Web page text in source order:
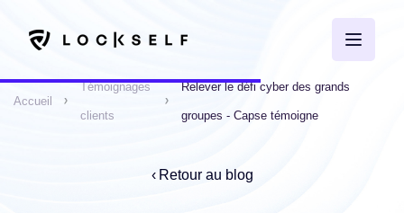
Accueil
Témoignages
clients
Relever le défi cyber des grands
groupes - Capse témoigne
Retour au blog